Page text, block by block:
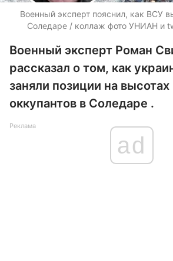
Военный эксперт пояснил, как ВСУ
Соледаре / коллаж фото УНИАН и
Военный эксперт Роман
рассказал о том, как
заняли позиции на
оккупантов в Соледаре .
Реклама
ad